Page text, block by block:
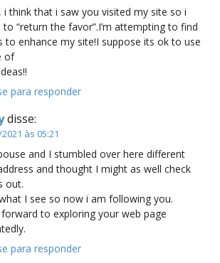
i think that i saw you visited my site so i
to “return the favor”.I’m attempting to find
to enhance my site!I suppose its ok to use
of
para responder
disse:
às 05:21
and I stumbled over here different
and thought I might as well check
out.
I see so now i am following you.
to exploring your web page
para responder